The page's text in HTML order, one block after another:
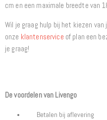
cm en een maximale breedte van
Wil je graag hulp bij het kiezen
onze klantenservice of plan een
je graag!
De voordelen van Livengo
Betalen bij aflevering